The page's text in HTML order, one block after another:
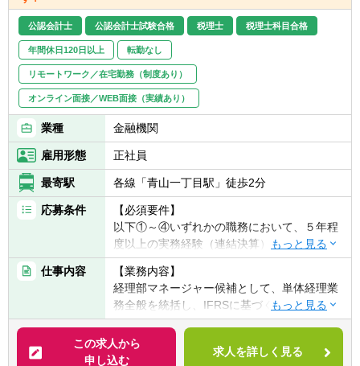
公認会計士 公認会計士試験合格 税理士 税理士科目合格
年間休日120日以上 転勤なし
リモートワーク／在宅勤務（制度あり）
オンライン面接／WEB面接（実績あり）
業種 金融機関
雇用形態 正社員
最寄駅 各線「青山一丁目駅」徒歩2分
応募条件
【必須要件】
以下①～④いずれかの職務において、５年程
度以上の実務経験（連結決算）がある方
①事業会社または金融機関での連結会計経験
②監査法人での監査業務経験
③会計事務所での実務経験
④税理士法人での実務経験
【歓迎経験・スキル】
・金融機関等で上記に該当する業務経験
仕事内容
【業務内容】
経理部マネージャー候補として、単体経理業
務全般を統括し、IFRSに基づく連結決算業
務、海外子会社管理、内部統制の構築・運用
など、幅広い業務をプレイングマネージャー
として担当していただきます。自らも手を動
この求人から
申し込む
求人を詳しく見る